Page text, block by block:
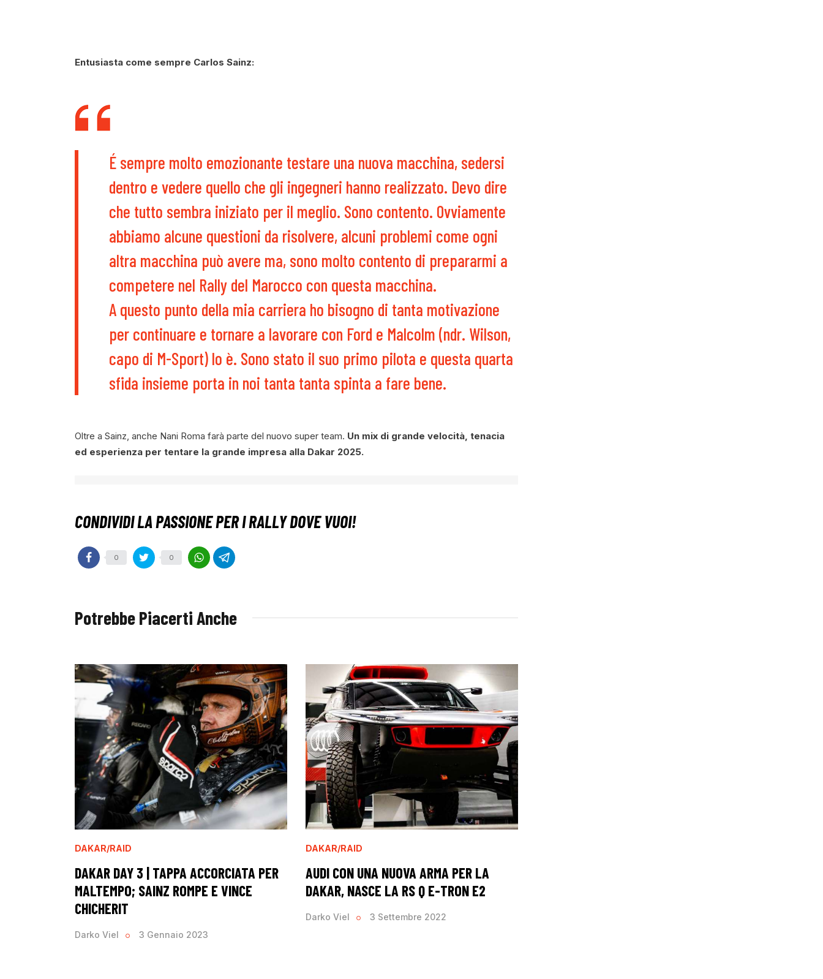
Entusiasta come sempre Carlos Sainz:
É sempre molto emozionante testare una nuova macchina, sedersi
dentro e vedere quello che gli ingegneri hanno realizzato. Devo dire
che tutto sembra iniziato per il meglio. Sono contento. Ovviamente
abbiamo alcune questioni da risolvere, alcuni problemi come ogni
altra macchina può avere ma, sono molto contento di prepararmi a
competere nel Rally del Marocco con questa macchina.
A questo punto della mia carriera ho bisogno di tanta motivazione
per continuare e tornare a lavorare con Ford e Malcolm (ndr. Wilson,
capo di M-Sport) lo è. Sono stato il suo primo pilota e questa quarta
sfida insieme porta in noi tanta tanta spinta a fare bene.
Oltre a Sainz, anche Nani Roma farà parte del nuovo super team. Un mix di grande velocità, tenacia
ed esperienza per tentare la grande impresa alla Dakar 2025.
0 0
Potrebbe Piacerti Anche
DAKAR/RAID
DAKAR DAY 3 | TAPPA ACCORCIATA PER
MALTEMPO; SAINZ ROMPE E VINCE
CHICHERIT
Darko Viel 3 Gennaio 2023
DAKAR/RAID
AUDI CON UNA NUOVA ARMA PER LA
DAKAR, NASCE LA RS Q E-TRON E2
Darko Viel 3 Settembre 2022